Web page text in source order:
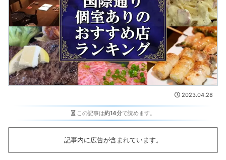
2023.04.28
この記事は約14分で読めます。
記事内に広告が含まれています。